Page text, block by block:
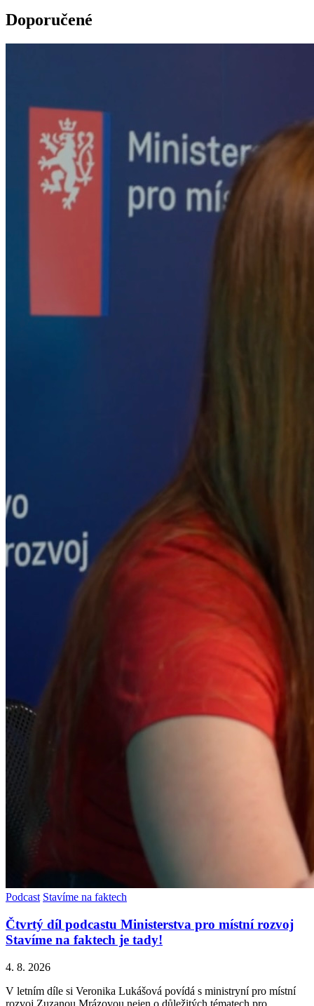
Doporučené
Podcast Stavíme na faktech
Čtvrtý díl podcastu Ministerstva pro místní rozvoj
Stavíme na faktech je tady!
4. 8. 2026
V letním díle si Veronika Lukášová povídá s ministryní pro místní
rozvoj Zuzanou Mrázovou nejen o důležitých tématech pro